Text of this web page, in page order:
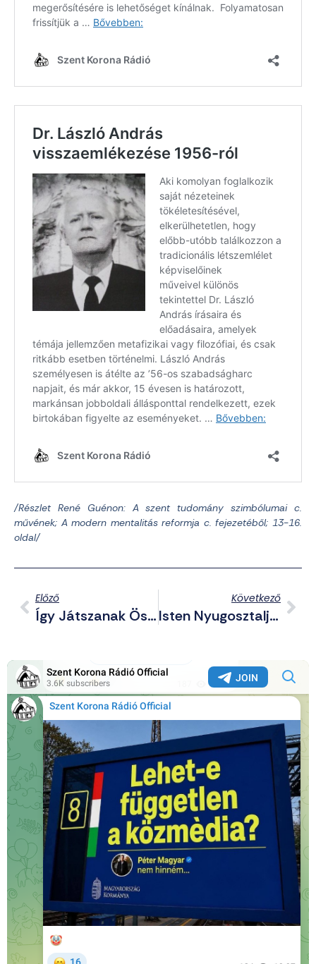
/Részlet René Guénon: A szent tudomány szimbólumai c.
művének; A modern mentalitás reformja c. fejezetéből; 13-16.
oldal/
Előző
Így Játszanak Össze A Mainzi Hatóságok Az Antifával
Következő
Isten Nyugosztalja: Meghalt A Glock-Pisztoly Tervezője